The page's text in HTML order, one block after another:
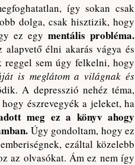
így sokan csak
dolga, csak hisztizik, hogy
ez egy mentális probléma.
élni akarás vágya és
reggel sem úgy felkelni, hogy
is meglátom a világnak és
A depresszió nehéz téma,
észrevegyék a jeleket, ha
meg ez a könyv ahogy
Úgy gondoltam, hogy ez
ezáltal közelebb
az olvasókat. Ám ez nem így